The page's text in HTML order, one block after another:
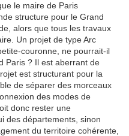
le maire de Paris
structure pour le Grand
alors que tous les travaux
Un projet de type Arc
couronne, ne pourrait-il
Paris ? Il est aberrant de
est structurant pour la
de séparer des morceaux
des modes de
donc rester une
des départements, sinon
du territoire cohérente,